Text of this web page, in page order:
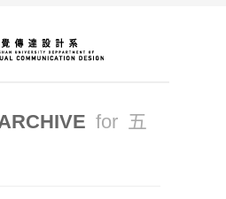
for 五